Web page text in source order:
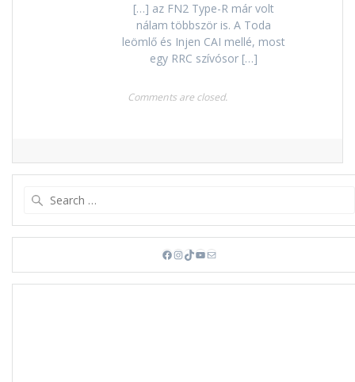
[…] az FN2 Type-R már volt
nálam többször is. A Toda
leömlő és Injen CAI mellé, most
egy RRC szívósor […]
Comments are closed.
Facebook
Instagram
TikTok
YouTube
Mail